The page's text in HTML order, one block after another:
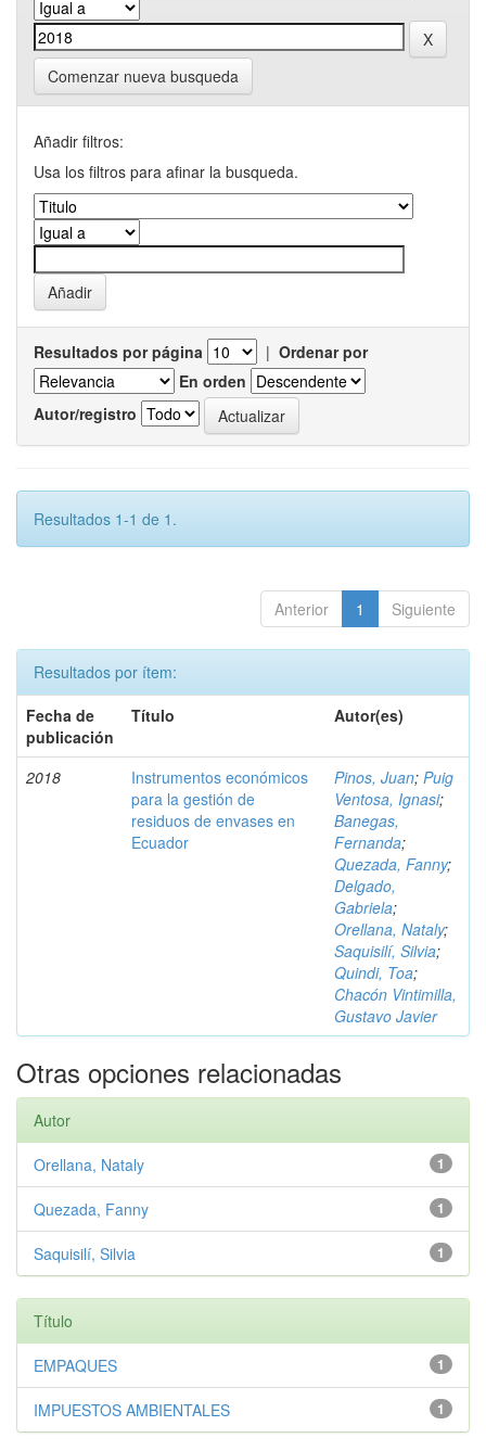
Comenzar nueva busqueda
Añadir filtros:
Usa los filtros para afinar la busqueda.
Resultados por página | Ordenar por
En orden
Autor/registro
Resultados 1-1 de 1.
Anterior 1 Siguiente
Resultados por ítem:
Fecha de
publicación
Título Autor(es)
2018
Instrumentos económicos
para la gestión de
residuos de envases en
Ecuador
Pinos, Juan; Puig
Ventosa, Ignasi;
Banegas,
Fernanda;
Quezada, Fanny;
Delgado,
Gabriela;
Orellana, Nataly;
Saquisilí, Silvia;
Quindi, Toa;
Chacón Vintimilla,
Gustavo Javier
Otras opciones relacionadas
Autor
1
Orellana, Nataly
1
Quezada, Fanny
1
Saquisilí, Silvia
Título
1
EMPAQUES
1
IMPUESTOS AMBIENTALES